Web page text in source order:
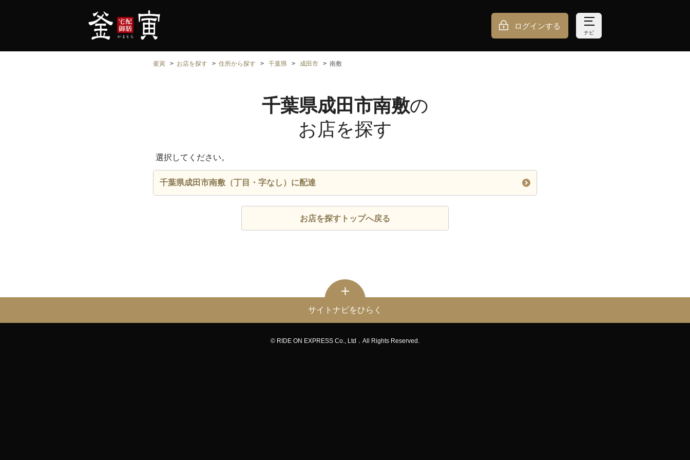
ログインする
ナビ
釜寅 お店を探す 住所から探す 千葉県 成田市 南敷
千葉県成田市南敷の
お店を探す
選択してください。
千葉県成田市南敷（丁目・字なし）に配達
お店を探すトップへ戻る
サイトナビをひらく
© RIDE ON EXPRESS Co., Ltd．All Rights Reserved.